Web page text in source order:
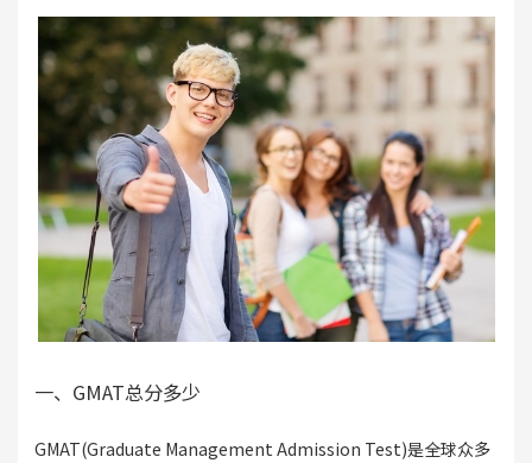
一、GMAT总分多少
GMAT(Graduate Management Admission Test)是全球众多